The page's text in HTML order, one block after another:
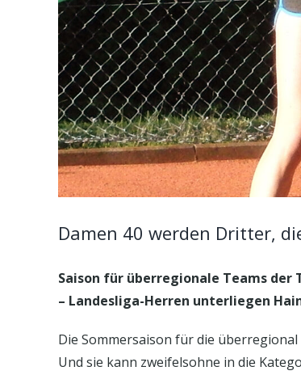
Damen 40 werden Dritter,
Saison für überregionale Teams der
– Landesliga-Herren unterliegen
Die Sommersaison für die
Und sie kann zweifelsohne in die